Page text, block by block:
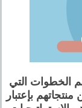
الخطوات التي
بإعتبار